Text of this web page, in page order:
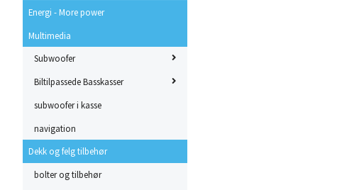
Energi - More power
Multimedia
Subwoofer
Biltilpassede Basskasser
subwoofer i kasse
navigation
Dekk og felg tilbehør
bolter og tilbehør